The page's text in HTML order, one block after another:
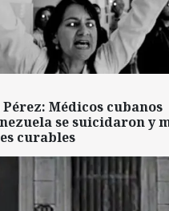
Médicos cubanos
se suicidaron y
curables